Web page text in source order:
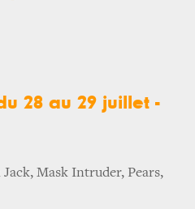
28 au 29 juillet -
Mask Intruder, Pears,